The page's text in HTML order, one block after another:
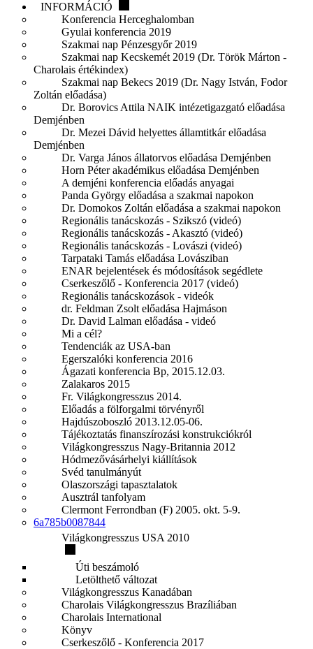
INFORMÁCIÓ
Konferencia Herceghalomban
Gyulai konferencia 2019
Szakmai nap Pénzesgyőr 2019
Szakmai nap Kecskemét 2019 (Dr. Török Márton -
Charolais értékindex)
Szakmai nap Bekecs 2019 (Dr. Nagy István, Fodor
Zoltán előadása)
Dr. Borovics Attila NAIK intézetigazgató előadása
Demjénben
Dr. Mezei Dávid helyettes államtitkár előadása
Demjénben
Dr. Varga János állatorvos előadása Demjénben
Horn Péter akadémikus előadása Demjénben
A demjéni konferencia előadás anyagai
Panda György előadása a szakmai napokon
Dr. Domokos Zoltán előadása a szakmai napokon
Regionális tanácskozás - Szikszó (videó)
Regionális tanácskozás - Akasztó (videó)
Regionális tanácskozás - Lovászi (videó)
Tarpataki Tamás előadása Lovásziban
ENAR bejelentések és módosítások segédlete
Cserkeszőlő - Konferencia 2017 (videó)
Regionális tanácskozások - videók
dr. Feldman Zsolt előadása Hajmáson
Dr. David Lalman előadása - videó
Mi a cél?
Tendenciák az USA-ban
Egerszalóki konferencia 2016
Ágazati konferencia Bp, 2015.12.03.
Zalakaros 2015
Fr. Világkongresszus 2014.
Előadás a fölforgalmi törvényről
Hajdúszoboszló 2013.12.05-06.
Tájékoztatás finanszírozási konstrukciókról
Világkongresszus Nagy-Britannia 2012
Hódmezővásárhelyi kiállítások
Svéd tanulmányút
Olaszországi tapasztalatok
Ausztrál tanfolyam
Clermont Ferrondban (F) 2005. okt. 5-9.
6a785b0087844
Világkongresszus USA 2010
Úti beszámoló
Letölthető változat
Világkongresszus Kanadában
Charolais Világkongresszus Brazíliában
Charolais International
Könyv
Cserkeszőlő - Konferencia 2017